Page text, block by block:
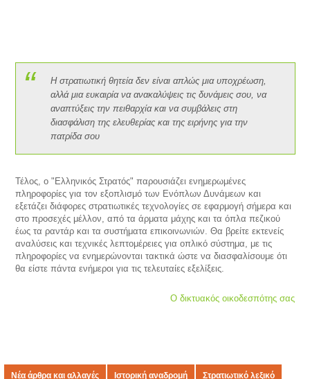
Η στρατιωτική θητεία δεν είναι απλώς μια υποχρέωση,
αλλά μια ευκαιρία να ανακαλύψεις τις δυνάμεις σου, να
αναπτύξεις την πειθαρχία και να συμβάλεις στη
διασφάλιση της ελευθερίας και της ειρήνης για την
πατρίδα σου
Τέλος, ο "Ελληνικός Στρατός" παρουσιάζει ενημερωμένες
πληροφορίες για τον εξοπλισμό των Ενόπλων Δυνάμεων και
εξετάζει διάφορες στρατιωτικές τεχνολογίες σε εφαρμογή σήμερα και
στο προσεχές μέλλον, από τα άρματα μάχης και τα όπλα πεζικού
έως τα ραντάρ και τα συστήματα επικοινωνιών. Θα βρείτε εκτενείς
αναλύσεις και τεχνικές λεπτομέρειες για οπλικό σύστημα, με τις
πληροφορίες να ενημερώνονται τακτικά ώστε να διασφαλίσουμε ότι
θα είστε πάντα ενήμεροι για τις τελευταίες εξελίξεις.
Ο δικτυακός οικοδεσπότης σας
Νέα άρθρα και αλλαγές Ιστορική αναδρομή Στρατιωτικό λεξικό